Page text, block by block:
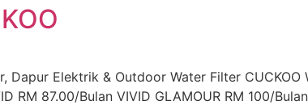
Dapur Elektrik & Outdoor Water Filter CUCKOO
RM 87.00/Bulan VIVID GLAMOUR RM 100/